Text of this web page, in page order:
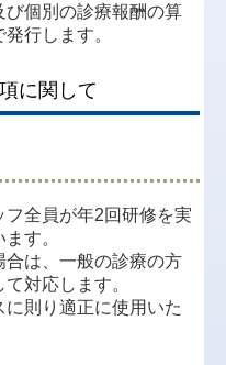
び個別の診療報酬の算
行します。
に関して
全員が年2回研修を実
す。
は、一般の診療の方
対応します。
則り適正に使用いた